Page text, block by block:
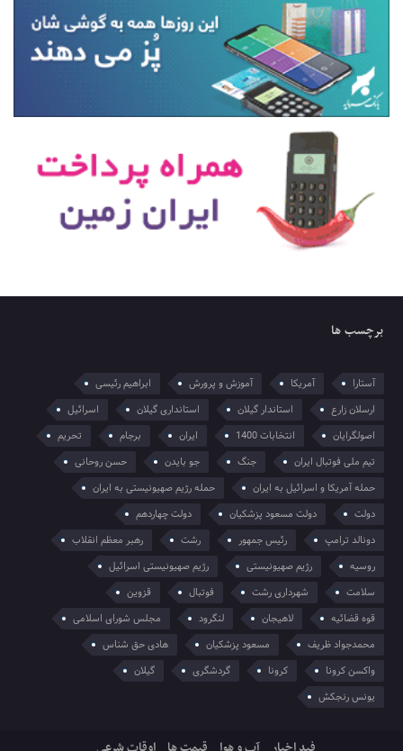
برچسب ها
آستارا آمریکا آموزش و پرورش
ابراهیم رئیسی
ارسلان زارع
استاندار گیلان استانداری گیلان
اسرائیل
اصولگرایان
انتخابات 1400 ایران برجام
تحریم
تیم ملی فوتبال ایران
جنگ جو بایدن
حسن روحانی
حمله آمریکا و اسرائیل به ایران
حمله رژیم صهیونیستی به ایران
دولت
دولت مسعود پزشکیان
دولت چهاردهم
دونالد ترامپ
رئیس جمهور رشت
رهبر معظم انقلاب
روسیه
رژیم صهیونیستی
رژیم صهیونیستی اسرائیل
سلامت
شهرداری رشت فوتبال
قزوین
قوه قضائیه
لاهیجان لنگرود
مجلس شورای اسلامی
محمدجواد ظریف
مسعود پزشکیان
هادی حق شناس
واکسن کرونا
کرونا گردشگری
گیلان
یونس رنجکش